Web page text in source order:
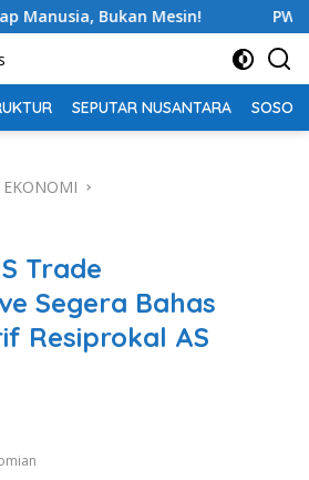
Bukan Mesin! PWI beri
SEPUTAR NUSANTARA SOSOK
Trade
Segera Bahas
Resiprokal AS